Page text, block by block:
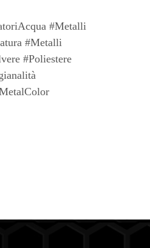
#Metalli
#Metalli
#Poliestere